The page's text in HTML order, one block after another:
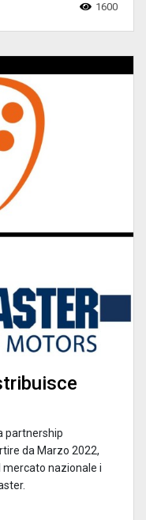
1600
partnership
da Marzo 2022,
mercato nazionale i